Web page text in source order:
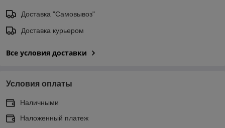
Доставка "Самовывоз"
Доставка курьером
Все условия доставки
Условия оплаты
Наличными
Наложенный платеж